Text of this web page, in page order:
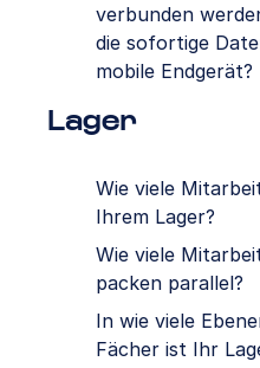
verbunden
die sofortige
mobile Endgerät?
Lager
Wie viele
Ihrem Lager?
Wie viele
packen parallel?
In wie viele
Fächer ist Ihr